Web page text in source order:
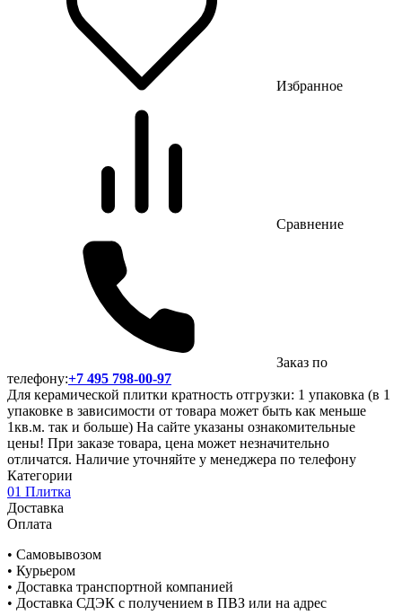
Избранное
Сравнение
Заказ по
телефону:+7 495 798-00-97
Для керамической плитки кратность отгрузки: 1 упаковка (в 1
упаковке в зависимости от товара может быть как меньше
1кв.м. так и больше) На сайте указаны ознакомительные
цены! При заказе товара, цена может незначительно
отличатся. Наличие уточняйте у менеджера по телефону
Категории
01 Плитка
Доставка
Оплата
• Самовывозом
• Курьером
• Доставка транспортной компанией
• Доставка СДЭК с получением в ПВЗ или на адрес